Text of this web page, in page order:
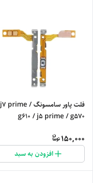
فلت پاور سامسونگ j7 prime /
g610 / j5 prime / g570
150,000
افزودن به سبد